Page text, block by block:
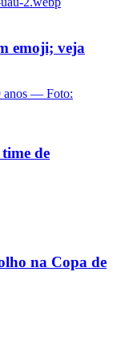
emoji; veja
de
na Copa de